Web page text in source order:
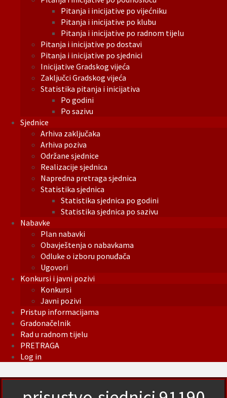
Pitanja i inicijative po vijećniku
Pitanja i inicijative po klubu
Pitanja i inicijative po radnom tijelu
Pitanja i inicijative po dostavi
Pitanja i inicijative po sjednici
Inicijative Gradskog vijeća
Zaključci Gradskog vijeća
Statistika pitanja i inicijativa
Po godini
Po sazivu
Sjednice
Arhiva zaključaka
Arhiva poziva
Održane sjednice
Realizacije sjednica
Napredna pretraga sjednica
Statistika sjednica
Statistika sjednica po godini
Statistika sjednica po sazivu
Nabavke
Plan nabavki
Obavještenja o nabavkama
Odluke o izboru ponuđača
Ugovori
Konkursi i javni pozivi
Konkursi
Javni pozivi
Pristup informacijama
Gradonačelnik
Rad u radnom tijelu
PRETRAGA
Log in